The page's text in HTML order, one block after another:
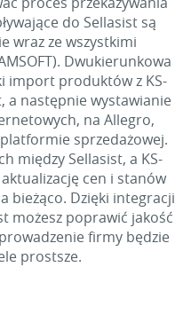
do Sellasist są
wraz ze wszystkimi
Dwukierunkowa
import produktów z KS-
a następnie wystawianie
na Allegro,
sprzedażowej.
między Sellasist, a KS-
cen i stanów
bieżąco. Dzięki integracji
możesz poprawić jakość
firmy będzie
prostsze.